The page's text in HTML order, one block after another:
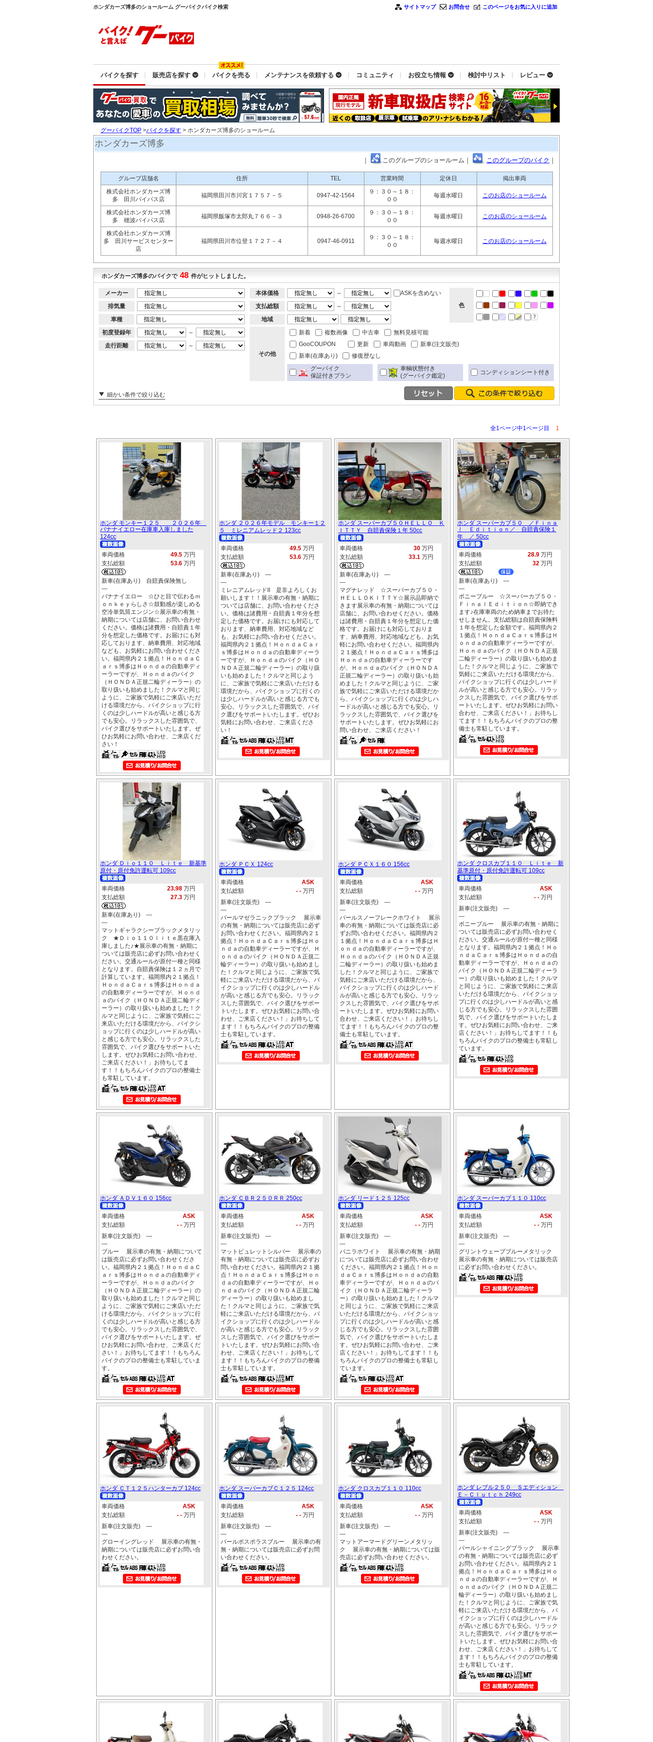
ホンダカーズ博多のショールーム グーバイクバイク検索 サイトマップ お問合せ このページをお気に入りに追加
バイクを探す 販売店を探す バイクを売る メンテナンスを依頼する コミュニティ お役立ち情報 検討中リスト レビュー
グーバイクTOP >バイクを探す > ホンダカーズ博多のショールーム
ホンダカーズ博多
｜ このグループのショールーム｜ このグループのバイク ｜
グループ店舗名 住所 TEL 営業時間 定休日
掲出車両
株式会社ホンダカーズ博
多 田川バイパス店
福岡県田川市川宮１７５７－５ 0947-42-1564
９：３０～１８：
００
毎週水曜日 このお店のショールーム
株式会社ホンダカーズ博
多 穂波バイパス店
福岡県飯塚市太郎丸７６６－３ 0948-26-6700
９：３０～１８：
００
毎週水曜日 このお店のショールーム
株式会社ホンダカーズ博
多 田川サービスセンター
店
福岡県田川市位登１７２７－４ 0947-46-0911
９：３０～１８：
００
毎週水曜日 このお店のショールーム
ホンダカーズ博多のバイクで 48 件がヒットしました。
メーカー
排気量
車種
初度登録年
～
走行距離
～
本体価格 ～
ASKを含めない
支払総額
～
地域
色
その他
新着 複数画像 中古車
無料見積可能
GooCOUPON
更新 車両動画
新車(注文販売)
新車(在庫あり)
修復歴なし
グーバイク
保証付きプラン
車輌状態付き
(グーバイク鑑定)
コンディションシート付き
細かい条件で絞り込む
全1ページ中1ページ目 1
ホンダ モンキー１２５ ２０２６年
バナナイエロー在庫車入庫しました
124cc
車両価格 49.5 万円
支払総額
53.6 万円
新車(在庫あり) 自賠責保険無し
―
バナナイエロー ☆ひと目で伝わるｍ
ｏｎｋｅｙらしさ☆鼓動感が楽しめる
空冷単気筒エンジン☆展示車の有無・
納期については店舗に、お問い合わせ
ください。価格は諸費用・自賠責１年
分を想定した価格です。お届けにも対
応しております、納車費用、対応地域
なども、お気軽にお問い合わせくださ
い。福岡県内２１拠点！ＨｏｎｄａＣ
ａｒｓ博多はＨｏｎｄａの自動車ディ
ーラーですが、Ｈｏｎｄａのバイク
（ＨＯＮＤＡ正規二輪ディーラー）の
取り扱いも始めました！クルマと同じ
ように、ご家族で気軽にご来店いただ
ける環境だから、バイクショップに行
くのは少しハードルが高いと感じる方
でも安心。リラックスした雰囲気で、
バイク選びをサポートいたします。ぜ
ひお気軽にお問い合わせ、ご来店くだ
さい！
ホンダ ２０２６年モデル モンキー１２
５ ミレニアムレッド２ 123cc
車両価格 49.5 万円
支払総額
53.6 万円
新車(在庫あり) ―
―
ミレニアムレッドII 是非よろしくお
願いします！！展示車の有無・納期に
ついては店舗に、お問い合わせくださ
い。価格は諸費用・自賠責１年分を想
定した価格です。お届けにも対応して
おります、納車費用、対応地域など
も、お気軽にお問い合わせください。
福岡県内２１拠点！ＨｏｎｄａＣａｒ
ｓ博多はＨｏｎｄａの自動車ディーラ
ーですが、Ｈｏｎｄａのバイク（ＨＯ
ＮＤＡ正規二輪ディーラー）の取り扱
いも始めました！クルマと同じよう
に、ご家族で気軽にご来店いただける
環境だから、バイクショップに行くの
は少しハードルが高いと感じる方でも
安心。リラックスした雰囲気で、バイ
ク選びをサポートいたします。ぜひお
気軽にお問い合わせ、ご来店くださ
い！
ホンダ スーパーカブ５０ＨＥＬＬＯ Ｋ
ＩＴＴＹ 自賠責保険１年 50cc
車両価格 30 万円
支払総額
33.1 万円
新車(在庫あり) ―
―
マグナレッド ☆スーパーカブ５０・
ＨＥＬＬＯＫＩＴＴＹ☆展示品即納で
きます展示車の有無・納期については
店舗に、お問い合わせください。価格
は諸費用・自賠責１年分を想定した価
格です。お届けにも対応しておりま
す、納車費用、対応地域なども、お気
軽にお問い合わせください。福岡県内
２１拠点！ＨｏｎｄａＣａｒｓ博多は
Ｈｏｎｄａの自動車ディーラーです
が、Ｈｏｎｄａのバイク（ＨＯＮＤＡ
正規二輪ディーラー）の取り扱いも始
めました！クルマと同じように、ご家
族で気軽にご来店いただける環境だか
ら、バイクショップに行くのは少しハ
ードルが高いと感じる方でも安心。リ
ラックスした雰囲気で、バイク選びを
サポートいたします。ぜひお気軽にお
問い合わせ、ご来店ください！
ホンダ スーパーカブ５０ ／Ｆｉｎａ
ｌ Ｅｄｉｔｉｏｎ／ 自賠責保険１
年 ／ 50cc
車両価格 28.9 万円
支払総額
32 万円
新車(在庫あり) ―
―
ボニーブルー ☆スーパーカブ５０・
ＦｉｎａｌＥｄｉｔｉｏｎ☆即納でき
ます♪在庫車両のため納車までお待た
せしません。支払総額は自賠責保険料
１年を想定した金額です。福岡県内２
１拠点！ＨｏｎｄａＣａｒｓ博多はＨ
ｏｎｄａの自動車ディーラーですが、
Ｈｏｎｄａのバイク（ＨＯＮＤＡ正規
二輪ディーラー）の取り扱いも始めま
した！クルマと同じように、ご家族で
気軽にご来店いただける環境だから、
バイクショップに行くのは少しハード
ルが高いと感じる方でも安心。リラッ
クスした雰囲気で、バイク選びをサポ
ートいたします。ぜひお気軽にお問い
合わせ、ご来店ください！」お待ちし
てます！！もちろんバイクのプロの整
備士も常駐しています。
ホンダ Ｄｉｏ１１０ Ｌｉｔｅ 新基準
原付・原付免許運転可 109cc
車両価格 23.98 万円
支払総額
27.3 万円
新車(在庫あり) ―
―
マットギャラクシーブラックメタリッ
ク ★Ｄｉｏ１１０ｌｉｔｅ黒在庫入
庫しました♪★展示車の有無・納期に
ついては販売店に必ずお問い合わせく
ださい。交通ルールが原付一種と同様
となります。自賠責保険は１２ヵ月で
計算しています。福岡県内２１拠点！
ＨｏｎｄａＣａｒｓ博多はＨｏｎｄａ
の自動車ディーラーですが、Ｈｏｎｄ
ａのバイク（ＨＯＮＤＡ正規二輪ディ
ーラー）の取り扱いも始めました！ク
ルマと同じように、ご家族で気軽にご
来店いただける環境だから、バイクシ
ョップに行くのは少しハードルが高い
と感じる方でも安心。リラックスした
雰囲気で、バイク選びをサポートいた
します。ぜひお気軽にお問い合わせ、
ご来店ください！」お待ちしてま
す！！もちろんバイクのプロの整備士
も常駐しています。
ホンダ ＰＣＸ 124cc
車両価格
ASK
支払総額
- - 万円
新車(注文販売) ―
―
パールマゼラニックブラック 展示車
の有無・納期については販売店に必ず
お問い合わせください。福岡県内２１
拠点！ＨｏｎｄａＣａｒｓ博多はＨｏ
ｎｄａの自動車ディーラーですが、Ｈ
ｏｎｄａのバイク（ＨＯＮＤＡ正規二
輪ディーラー）の取り扱いも始めまし
た！クルマと同じように、ご家族で気
軽にご来店いただける環境だから、バ
イクショップに行くのは少しハードル
が高いと感じる方でも安心。リラック
スした雰囲気で、バイク選びをサポー
トいたします。ぜひお気軽にお問い合
わせ、ご来店ください！」お待ちして
ます！！もちろんバイクのプロの整備
士も常駐しています。
ホンダ ＰＣＸ１６０ 156cc
車両価格
ASK
支払総額
- - 万円
新車(注文販売) ―
―
パールスノーフレークホワイト 展示
車の有無・納期については販売店に必
ずお問い合わせください。福岡県内２
１拠点！ＨｏｎｄａＣａｒｓ博多はＨ
ｏｎｄａの自動車ディーラーですが、
Ｈｏｎｄａのバイク（ＨＯＮＤＡ正規
二輪ディーラー）の取り扱いも始めま
した！クルマと同じように、ご家族で
気軽にご来店いただける環境だから、
バイクショップに行くのは少しハード
ルが高いと感じる方でも安心。リラッ
クスした雰囲気で、バイク選びをサポ
ートいたします。ぜひお気軽にお問い
合わせ、ご来店ください！」お待ちし
てます！！もちろんバイクのプロの整
備士も常駐しています。
ホンダ クロスカブ１１０ Ｌｉｔｅ 新
基準原付・原付免許運転可 109cc
車両価格
ASK
支払総額
- - 万円
新車(注文販売) ―
―
ボニーブルー 展示車の有無・納期に
ついては販売店に必ずお問い合わせく
ださい。交通ルールが原付一種と同様
となります。福岡県内２１拠点！Ｈｏ
ｎｄａＣａｒｓ博多はＨｏｎｄａの自
動車ディーラーですが、Ｈｏｎｄａの
バイク（ＨＯＮＤＡ正規二輪ディーラ
ー）の取り扱いも始めました！クルマ
と同じように、ご家族で気軽にご来店
いただける環境だから、バイクショッ
プに行くのは少しハードルが高いと感
じる方でも安心。リラックスした雰囲
気で、バイク選びをサポートいたしま
す。ぜひお気軽にお問い合わせ、ご来
店ください！」お待ちしてます！！も
ちろんバイクのプロの整備士も常駐し
ています。
ホンダ ＡＤＶ１６０ 156cc
車両価格
ASK
支払総額
- - 万円
新車(注文販売) ―
―
ブルー 展示車の有無・納期について
は販売店に必ずお問い合わせくださ
い。福岡県内２１拠点！ＨｏｎｄａＣ
ａｒｓ博多はＨｏｎｄａの自動車ディ
ーラーですが、Ｈｏｎｄａのバイク
（ＨＯＮＤＡ正規二輪ディーラー）の
取り扱いも始めました！クルマと同じ
ように、ご家族で気軽にご来店いただ
ける環境だから、バイクショップに行
くのは少しハードルが高いと感じる方
でも安心。リラックスした雰囲気で、
バイク選びをサポートいたします。ぜ
ひお気軽にお問い合わせ、ご来店くだ
さい！」お待ちしてます！！もちろん
バイクのプロの整備士も常駐していま
す。
ホンダ ＣＢＲ２５０ＲＲ 250cc
車両価格
ASK
支払総額
- - 万円
新車(注文販売) ―
―
マットビュレットシルバー 展示車の
有無・納期については販売店に必ずお
問い合わせください。福岡県内２１拠
点！ＨｏｎｄａＣａｒｓ博多はＨｏｎ
ｄａの自動車ディーラーですが、Ｈｏ
ｎｄａのバイク（ＨＯＮＤＡ正規二輪
ディーラー）の取り扱いも始めまし
た！クルマと同じように、ご家族で気
軽にご来店いただける環境だから、バ
イクショップに行くのは少しハードル
が高いと感じる方でも安心。リラック
スした雰囲気で、バイク選びをサポー
トいたします。ぜひお気軽にお問い合
わせ、ご来店ください！」お待ちして
ます！！もちろんバイクのプロの整備
士も常駐しています。
ホンダ リード１２５ 125cc
車両価格
ASK
支払総額
- - 万円
新車(注文販売) ―
―
バニラホワイト 展示車の有無・納期
については販売店に必ずお問い合わせ
ください。福岡県内２１拠点！Ｈｏｎ
ｄａＣａｒｓ博多はＨｏｎｄａの自動
車ディーラーですが、Ｈｏｎｄａのバ
イク（ＨＯＮＤＡ正規二輪ディーラ
ー）の取り扱いも始めました！クルマ
と同じように、ご家族で気軽にご来店
いただける環境だから、バイクショッ
プに行くのは少しハードルが高いと感
じる方でも安心。リラックスした雰囲
気で、バイク選びをサポートいたしま
す。ぜひお気軽にお問い合わせ、ご来
店ください！」お待ちしてます！！も
ちろんバイクのプロの整備士も常駐し
ています。
ホンダ スーパーカブ１１０ 110cc
車両価格
ASK
支払総額
- - 万円
新車(注文販売) ―
―
グリントウェーブブルーメタリック
展示車の有無・納期については販売店
に必ずお問い合わせください。
ホンダ ＣＴ１２５ハンターカブ 124cc
車両価格
ASK
支払総額
- - 万円
新車(注文販売) ―
―
グローイングレッド 展示車の有無・
納期については販売店に必ずお問い合
わせください。
ホンダ スーパーカブＣ１２５ 124cc
車両価格
ASK
支払総額
- - 万円
新車(注文販売) ―
―
パールボスポラスブルー 展示車の有
無・納期については販売店に必ずお問
い合わせください。
ホンダ クロスカブ１１０ 110cc
車両価格
ASK
支払総額
- - 万円
新車(注文販売) ―
―
マットアーマードグリーンメタリッ
ク 展示車の有無・納期については販
売店に必ずお問い合わせください。
ホンダ レブル２５０ Ｓエディション
Ｅ－Ｃｌｕｔｃｈ 249cc
車両価格
ASK
支払総額
- - 万円
新車(注文販売) ―
―
パールシャイニングブラック 展示車
の有無・納期については販売店に必ず
お問い合わせください。福岡県内２１
拠点！ＨｏｎｄａＣａｒｓ博多はＨｏ
ｎｄａの自動車ディーラーですが、Ｈ
ｏｎｄａのバイク（ＨＯＮＤＡ正規二
輪ディーラー）の取り扱いも始めまし
た！クルマと同じように、ご家族で気
軽にご来店いただける環境だから、バ
イクショップに行くのは少しハードル
が高いと感じる方でも安心。リラック
スした雰囲気で、バイク選びをサポー
トいたします。ぜひお気軽にお問い合
わせ、ご来店ください！」お待ちして
ます！！もちろんバイクのプロの整備
士も常駐しています。